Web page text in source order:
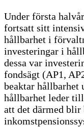
Under första
fortsatt sitt
hållbarhet i
investeringar i
dessa var
fondsägt (AP1,
beaktar hållbarhet
hållbarhet leder
att det därmed blir